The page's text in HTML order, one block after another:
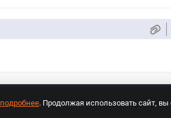
подробнее. Продолжая использовать сайт,